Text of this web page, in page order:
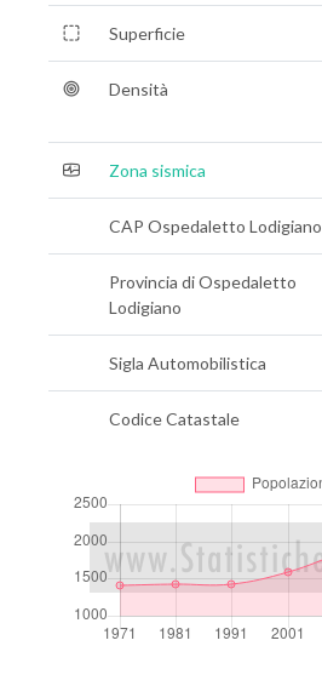
Superficie
Densità
Zona sismica
CAP Ospedaletto Lodigiano
Provincia di Ospedaletto
Lodigiano
Sigla Automobilistica
Codice Catastale